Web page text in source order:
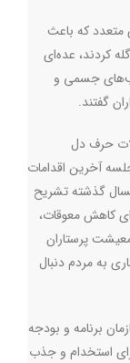
متعدد که باعث
کردند، عده‌ای
جسمی و
گفتند.
حرف دل
آخرین اقدامات
گذشته تشریح
کاهش معوقات،
پرستاران
به مردم دنبال
برنامه و بودجه
استخدام و جذب